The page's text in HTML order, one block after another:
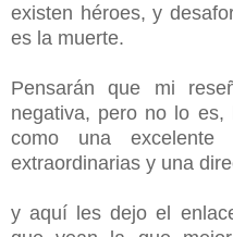
existen héroes, y
es la muerte.
Pensarán que mi
negativa, pero no lo es,
como una excelente
extraordinarias y una
y aquí les dejo el